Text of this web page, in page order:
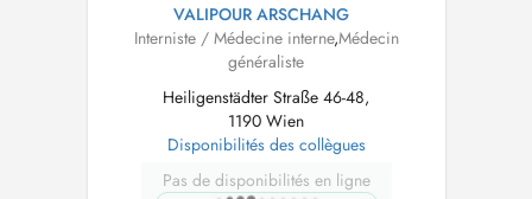
VALIPOUR ARSCHANG
Interniste / Médecine interne,Médecin
généraliste
Heiligenstädter Straße 46-48,
1190 Wien
Disponibilités des collègues
Pas de disponibilités en ligne